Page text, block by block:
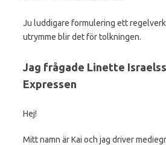
Ju luddigare formulering ett
utrymme blir det för tolkningen.
Jag frågade Linette
Expressen
Hej!
Mitt namn är Kai och jag driver